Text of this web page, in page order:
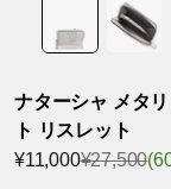
ナターシャ メタ
ト リスレット
¥11,000¥27,500